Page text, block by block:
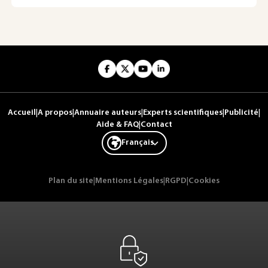
Accueil A propos Annuaire auteurs Experts scientifiques Publicité
Aide & FAQ| Contact
Français
Plan du site Mentions Légales RGPD Cookies